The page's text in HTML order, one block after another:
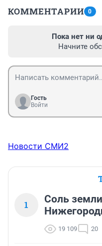
КОММЕНТАРИИ 0
Пока нет ни
Начните
Гость
Войти
Новости СМИ2
1
Соль
19 109 20